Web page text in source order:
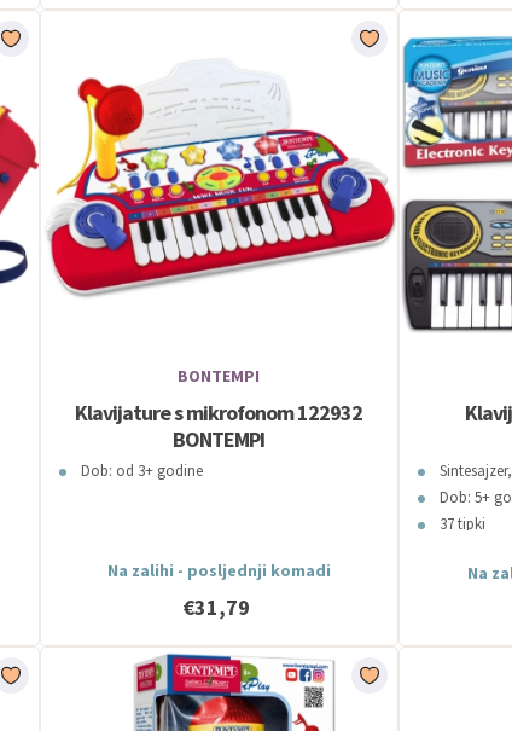
BONTEMPI
Klavijature s mikrofonom 122932
BONTEMPI
Dob: od 3+ godine
Na zalihi - posljednji komadi
€31,79
Dob: 5+
37 tipki
Na